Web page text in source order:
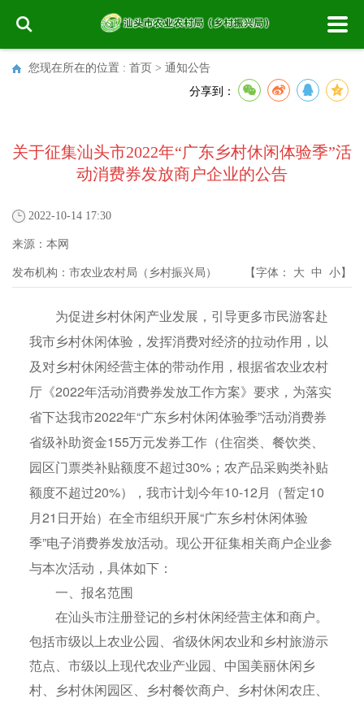
您现在所在的位置 : 首页 > 通知公告
分享到：
关于征集汕头市2022年“广东乡村休闲体验季”活
动消费券发放商户企业的公告
2022-10-14 17:30
来源： 本网
发布机构： 市农业农村局（乡村振兴局） 【字体： 大 中 小】
为促进乡村休闲产业发展，引导更多市民游客赴
我市乡村休闲体验，发挥消费对经济的拉动作用，以
及对乡村休闲经营主体的带动作用，根据省农业农村
厅《2022年活动消费券发放工作方案》要求，为落实
省下达我市2022年“广东乡村休闲体验季”活动消费券
省级补助资金155万元发券工作（住宿类、餐饮类、
园区门票类补贴额度不超过30%；农产品采购类补贴
额度不超过20%），我市计划今年10-12月（暂定10
月21日开始）在全市组织开展“广东乡村休闲体验
季”电子消费券发放活动。现公开征集相关商户企业参
与本次活动，具体如下：
一、报名范围
在汕头市注册登记的乡村休闲经营主体和商户。
包括市级以上农业公园、省级休闲农业和乡村旅游示
范点、市级以上现代农业产业园、中国美丽休闲乡
村、乡村休闲园区、乡村餐饮商户、乡村休闲农庄、